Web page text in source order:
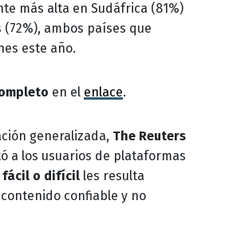
más alta en Sudáfrica (81%)
ambos países que
este año.
en el enlace.
generalizada, The Reuters
a los usuarios de plataformas
fácil o difícil les resulta
confiable y no